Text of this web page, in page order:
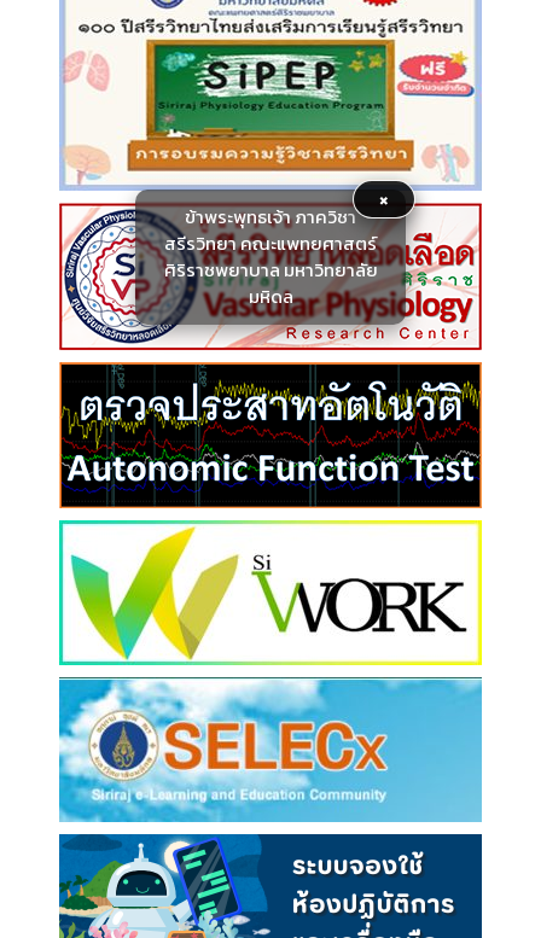
×
ข้าพระพุทธเจ้า ภาควิชา
สรีรวิทยา คณะแพทยศาสตร์
ศิริราชพยาบาล มหาวิทยาลัย
มหิดล